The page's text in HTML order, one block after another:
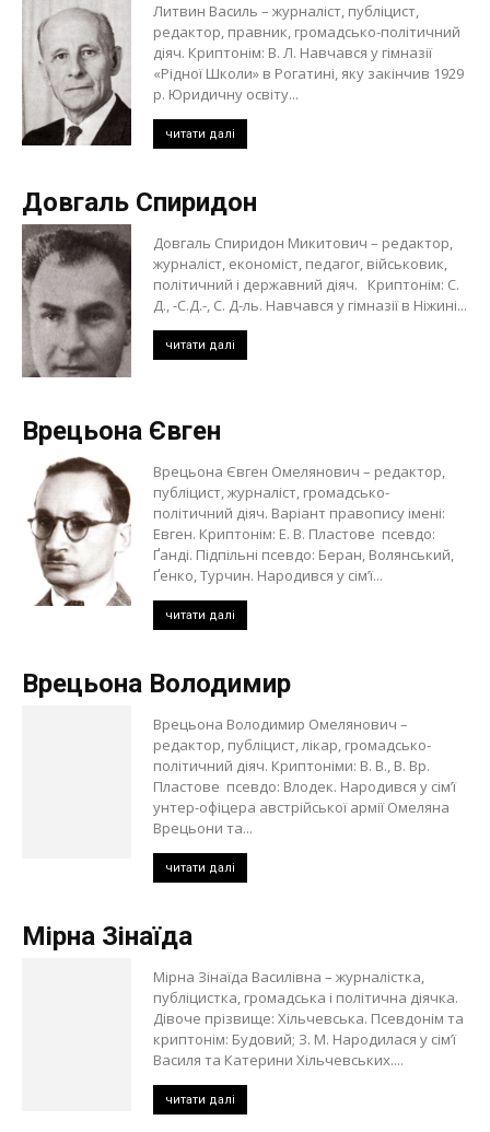
Литвин Василь – журналіст, публіцист,
редактор, правник, громадсько-політичний
діяч. Криптонім: В. Л. Навчався у гімназії
«Рідної Школи» в Рогатині, яку закінчив 1929
р. Юридичну освіту...
читати далі
Довгаль Спиридон
Довгаль Спиридон Микитович – редактор,
журналіст, економіст, педагог, військовик,
політичний і державний діяч. Криптонім: С.
Д., -С.Д.-, С. Д-ль. Навчався у гімназії в Ніжині...
читати далі
Врецьона Євген
Врецьона Євген Омелянович – редактор,
публіцист, журналіст, громадсько-
політичний діяч. Варіант правопису імені:
Евген. Криптонім: Е. В. Пластове псевдо:
Ґанді. Підпільні псевдо: Беран, Волянський,
Ґенко, Турчин. Народився у сім’ї...
читати далі
Врецьона Володимир
Врецьона Володимир Омелянович –
редактор, публіцист, лікар, громадсько-
політичний діяч. Криптоніми: В. В., В. Вр.
Пластове псевдо: Влодек. Народився у сім’ї
унтер-офіцера австрійської армії Омеляна
Врецьони та...
читати далі
Мірна Зінаїда
Мірна Зінаїда Василівна – журналістка,
публіцистка, громадська і політична діячка.
Дівоче прізвище: Хільчевська. Псевдонім та
криптонім: Будовий; З. М. Народилася у сім’ї
Василя та Катерини Хільчевських....
читати далі